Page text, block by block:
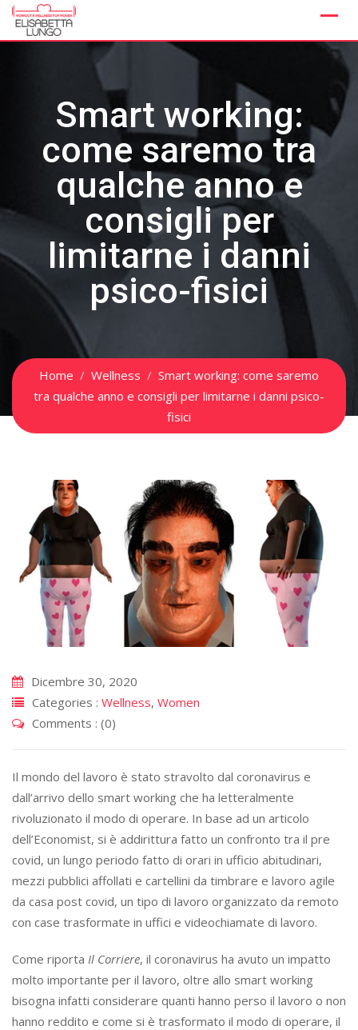
Skip
Smart working:
come saremo tra
qualche anno e
consigli per
limitarne i danni
psico-fisici
Home Wellness
Smart working: come saremo
tra qualche anno e consigli per limitarne i danni psico-
fisici
Dicembre 30, 2020
Categories : Wellness, Women
Comments : (0)
Il mondo del lavoro è stato stravolto dal coronavirus e
dall’arrivo dello smart working che ha letteralmente
rivoluzionato il modo di operare. In base ad un articolo
dell’Economist, si è addirittura fatto un confronto tra il pre
covid, un lungo periodo fatto di orari in ufficio abitudinari,
mezzi pubblici affollati e cartellini da timbrare e lavoro agile
da casa post covid, un tipo di lavoro organizzato da remoto
con case trasformate in uffici e videochiamate di lavoro.
Come riporta Il Corriere, il coronavirus ha avuto un impatto
molto importante per il lavoro, oltre allo smart working
bisogna infatti considerare quanti hanno perso il lavoro o non
hanno reddito e come si è trasformato il modo di operare, il